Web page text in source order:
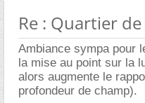
Re : Quartier
Ambiance sympa pour
la mise au point sur la
alors augmente le
profondeur de champ).